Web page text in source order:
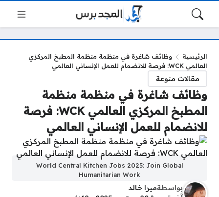
الرئيسية
وظائف شاغرة في منظمة منظمة المطبخ المركزي
العالمي WCK: فرصة للانضمام للعمل الإنساني العالمي
مقالات منوعة
وظائف شاغرة في منظمة منظمة
المطبخ المركزي العالمي WCK: فرصة
للانضمام للعمل الإنساني العالمي
World Central Kitchen Jobs 2025: Join Global
Humanitarian Work
بواسطةميرا خالد